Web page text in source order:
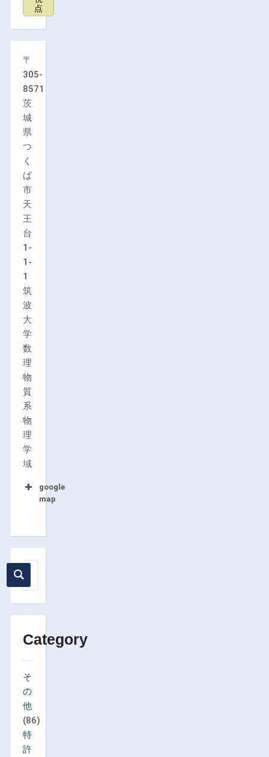
点
〒
305-
8571
茨
城
県
つ
く
ば
市
天
王
台
1-
1-
1
筑
波
大
学
数
理
物
質
系
物
理
学
域
google
map
Category
そ
の
他
(86)
特
許